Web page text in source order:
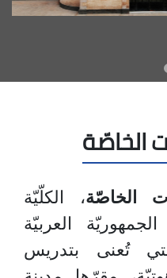
الخاصّة
الخاصّة، الكلّيّة
العربيّة
تُعنى بتدريس